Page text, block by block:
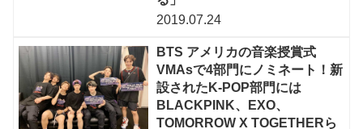
2019.07.24
BTS アメリカの音楽授賞式
VMAsで4部門にノミネート！新
設されたK-POP部門には
BLACKPINK、EXO、
TOMORROW X TOGETHERら